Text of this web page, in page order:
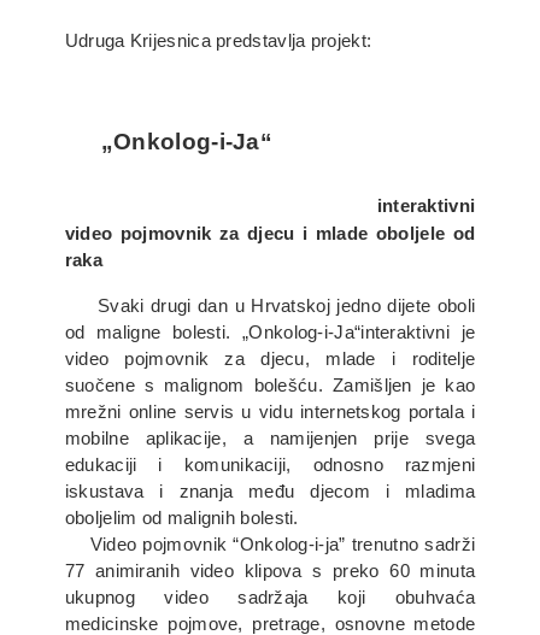
Udruga Krijesnica predstavlja projekt:
„Onkolog-i-Ja“
interaktivni
video pojmovnik za djecu i mlade oboljele od
raka
Svaki drugi dan u Hrvatskoj jedno dijete oboli
od maligne bolesti. „Onkolog-i-Ja“interaktivni je
video pojmovnik za djecu, mlade i roditelje
suočene s malignom bolešću. Zamišljen je kao
mrežni online servis u vidu internetskog portala i
mobilne aplikacije, a namijenjen prije svega
edukaciji i komunikaciji, odnosno razmjeni
iskustava i znanja među djecom i mladima
oboljelim od malignih bolesti.
Video pojmovnik “Onkolog-i-ja” trenutno sadrži
77 animiranih video klipova s preko 60 minuta
ukupnog video sadržaja koji obuhvaća
medicinske pojmove, pretrage, osnovne metode